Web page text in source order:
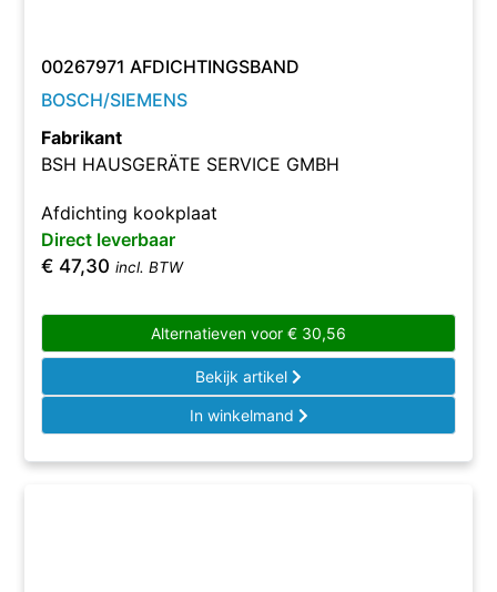
00267971 AFDICHTINGSBAND
BOSCH/SIEMENS
Fabrikant
BSH HAUSGERÄTE SERVICE GMBH
Afdichting kookplaat
Direct leverbaar
€ 47,30 incl. BTW
Alternatieven voor € 30,56
Bekijk artikel
In winkelmand